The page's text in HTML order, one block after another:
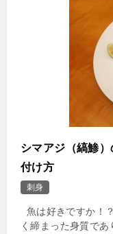
シマアジ（縞鯵
付け方
刺身
魚は好きですか！
く締まった身質で